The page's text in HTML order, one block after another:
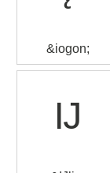
&iogon;
Ĳ